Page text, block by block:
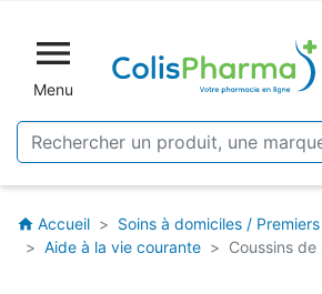

Menu
home Accueil
Soins à domiciles /
Aide à la vie courante
Coussins